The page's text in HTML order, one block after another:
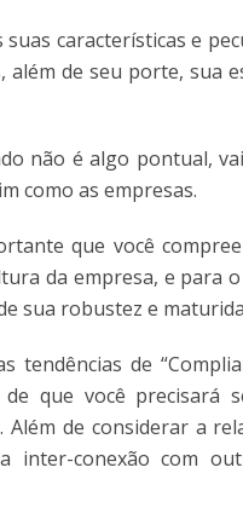
características e
além de seu porte, sua
não é algo pontual,
como as empresas.
que você
da empresa, e para
sua robustez e
tendências de
que você precisará
Além de considerar a
inter-conexão com